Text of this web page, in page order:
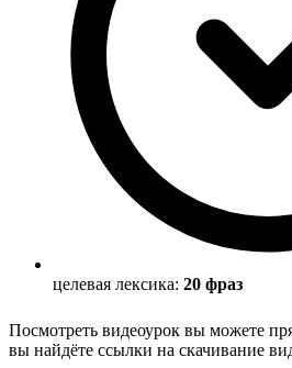
целевая лексика: 20 фраз
Посмотреть видеоурок вы можете
вы найдёте ссылки на скачивание